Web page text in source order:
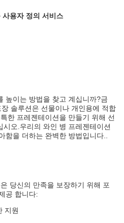
용자 정의 서비스
높이는 방법을 찾고 계십니까?금
솔루션은 선물이나 개인용에 적합
한 프레젠테이션을 만들기 위해 선
오.우리의 와인 병 프레젠테이션
함을 더하는 완벽한 방법입니다..
당신의 만족을 보장하기 위해 포
공 합니다:
지원